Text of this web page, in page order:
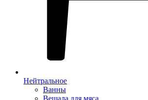
Нейтральное
Ванны
Вешала для мяса